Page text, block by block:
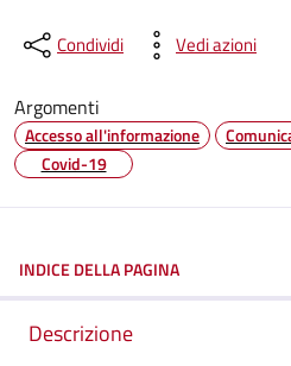
Condividi Vedi azioni
Argomenti
Accesso all'informazione
Covid-19
INDICE DELLA PAGINA
Descrizione